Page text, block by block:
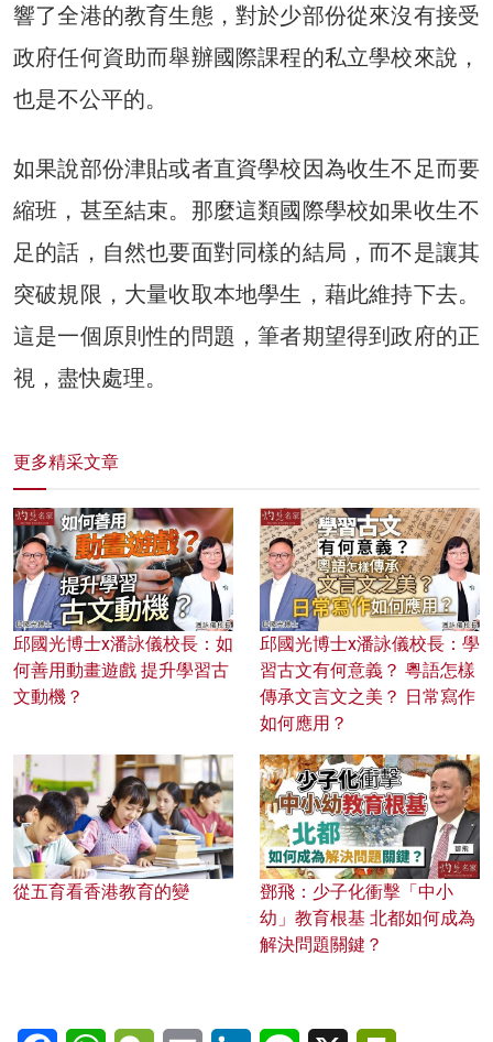
響了全港的教育生態，對於少部份從來沒有接受
政府任何資助而舉辦國際課程的私立學校來說，
也是不公平的。
如果說部份津貼或者直資學校因為收生不足而要
縮班，甚至結束。那麼這類國際學校如果收生不
足的話，自然也要面對同樣的結局，而不是讓其
突破規限，大量收取本地學生，藉此維持下去。
這是一個原則性的問題，筆者期望得到政府的正
視，盡快處理。
更多精采文章
邱國光博士x潘詠儀校長：如
何善用動畫遊戲 提升學習古
文動機？
邱國光博士x潘詠儀校長：學
習古文有何意義？ 粵語怎樣
傳承文言文之美？ 日常寫作
如何應用？
從五育看香港教育的變
鄧飛：少子化衝擊「中小
幼」教育根基 北都如何成為
解決問題關鍵？
FacebookWhatsAppWeChatEmail LinkedInLine X